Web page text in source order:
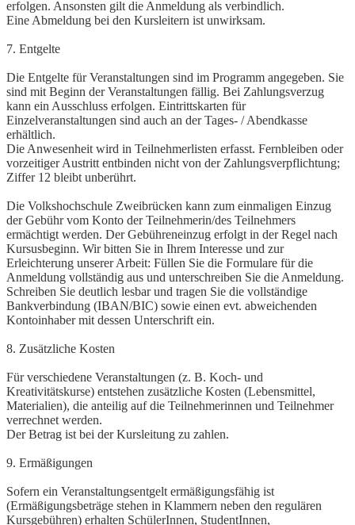
erfolgen. Ansonsten gilt die Anmeldung als verbindlich.
Eine Abmeldung bei den Kursleitern ist unwirksam.
7. Entgelte
Die Entgelte für Veranstaltungen sind im Programm angegeben. Sie
sind mit Beginn der Veranstaltungen fällig. Bei Zahlungsverzug
kann ein Ausschluss erfolgen. Eintrittskarten für
Einzelveranstaltungen sind auch an der Tages- / Abendkasse
erhältlich.
Die Anwesenheit wird in Teilnehmerlisten erfasst. Fernbleiben oder
vorzeitiger Austritt entbinden nicht von der Zahlungsverpflichtung;
Ziffer 12 bleibt unberührt.
Die Volkshochschule Zweibrücken kann zum einmaligen Einzug
der Gebühr vom Konto der Teilnehmerin/des Teilnehmers
ermächtigt werden. Der Gebühreneinzug erfolgt in der Regel nach
Kursusbeginn. Wir bitten Sie in Ihrem Interesse und zur
Erleichterung unserer Arbeit: Füllen Sie die Formulare für die
Anmeldung vollständig aus und unterschreiben Sie die Anmeldung.
Schreiben Sie deutlich lesbar und tragen Sie die vollständige
Bankverbindung (IBAN/BIC) sowie einen evt. abweichenden
Kontoinhaber mit dessen Unterschrift ein.
8. Zusätzliche Kosten
Für verschiedene Veranstaltungen (z. B. Koch- und
Kreativitätskurse) entstehen zusätzliche Kosten (Lebensmittel,
Materialien), die anteilig auf die Teilnehmerinnen und Teilnehmer
verrechnet werden.
Der Betrag ist bei der Kursleitung zu zahlen.
9. Ermäßigungen
Sofern ein Veranstaltungsentgelt ermäßigungsfähig ist
(Ermäßigungsbeträge stehen in Klammern neben den regulären
Kursgebühren) erhalten SchülerInnen, StudentInnen,